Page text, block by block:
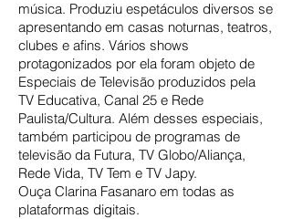
música. Produziu espetáculos diversos se
apresentando em casas noturnas, teatros,
clubes e afins. Vários shows
protagonizados por ela foram objeto de
Especiais de Televisão produzidos pela
TV Educativa, Canal 25 e Rede
Paulista/Cultura. Além desses especiais,
também participou de programas de
televisão da Futura, TV Globo/Aliança,
Rede Vida, TV Tem e TV Japy.
Ouça Clarina Fasanaro em todas as
plataformas digitais.